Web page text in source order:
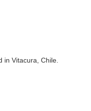
Vitacura, Chile.